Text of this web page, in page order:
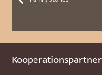
Kooperationspartner